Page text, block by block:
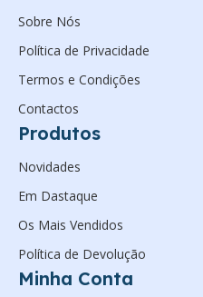
Sobre Nós
Política de Privacidade
Termos e Condições
Contactos
Produtos
Novidades
Em Dastaque
Os Mais Vendidos
Política de Devolução
Minha Conta